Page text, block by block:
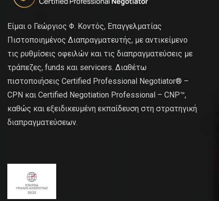
Είμαι ο Γεώργιος Φ. Κοντός, Επαγγελματίας
Πιστοποιημένος Διαπραγματευτής, με αντικείμενο
τις ρυθμίσεις οφειλών και τις διαπραγματεύσεις με
τράπεζες, funds και servicers. Διαθέτω
πιστοποιήσεις Certified Professional Negotiator® –
CPN και Certified Negotiation Professional – CNP™,
καθώς και εξειδικευμένη εκπαίδευση στη στρατηγική
διαπραγματεύσεων.